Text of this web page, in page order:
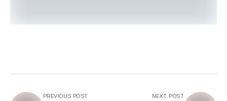
PREVIOUS POST NEXT POST